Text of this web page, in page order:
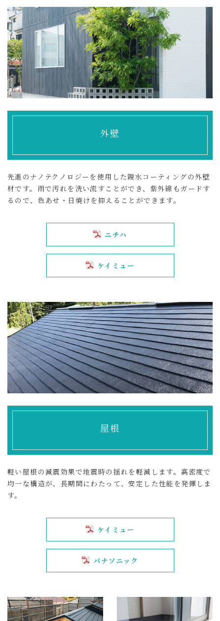
外壁
先進のナノテクノロジーを使用した親水コーティングの外壁
材です。雨で汚れを洗い流すことができ、紫外線もガードす
るので、色あせ・日焼けを抑えることができます。
ニチハ
ケイミュー
屋根
軽い屋根の減震効果で地震時の揺れを軽減します。高密度で
均一な構造が、長期間にわたって、安定した性能を発揮しま
す。
ケイミュー
パナソニック